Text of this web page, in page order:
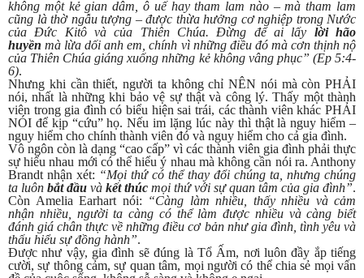
không một kẻ gian dâm, ô uế hay tham lam nào – mà tham lam
cũng là thờ ngẫu tượng – được thừa hưởng cơ nghiệp trong Nước
của Đức Kitô và của Thiên Chúa. Đừng để ai lấy lời hão
huyền mà lừa dối anh em, chính vì những điều đó mà cơn thịnh nộ
của Thiên Chúa giáng xuống những kẻ không vâng phục” (Ep 5:4-
6).
Nhưng khi cần thiết, người ta không chỉ NÊN nói mà còn PHẢI
nói, nhất là những khi bảo vệ sự thật và công lý. Thấy một thành
viên trong gia đình có biểu hiện sai trái, các thành viên khác PHẢI
NÓI để kịp “cứu” họ. Nếu im lặng lúc này thì thật là nguy hiểm –
nguy hiểm cho chính thành viên đó và nguy hiểm cho cả gia đình.
Vô ngôn còn là dạng “cao cấp” vì các thành viên gia đình phải thực
sự hiểu nhau mới có thể hiểu ý nhau mà không cần nói ra. Anthony
Brandt nhận xét: “Mọi thứ có thể thay đổi chúng ta, nhưng chúng
ta luôn bắt đầu và kết thúc mọi thứ với sự quan tâm của gia đình”.
Còn Amelia Earhart nói: “Càng làm nhiều, thấy nhiều và cảm
nhận nhiều, người ta càng có thể làm được nhiều và càng biết
đánh giá chân thực về những điều cơ bản như gia đình, tình yêu và
thấu hiểu sự đồng hành”.
Được như vậy, gia đình sẽ đúng là Tổ Ấm, nơi luôn đầy ắp tiếng
cười, sự thông cảm, sự quan tâm, mọi người có thể chia sẻ mọi vấn